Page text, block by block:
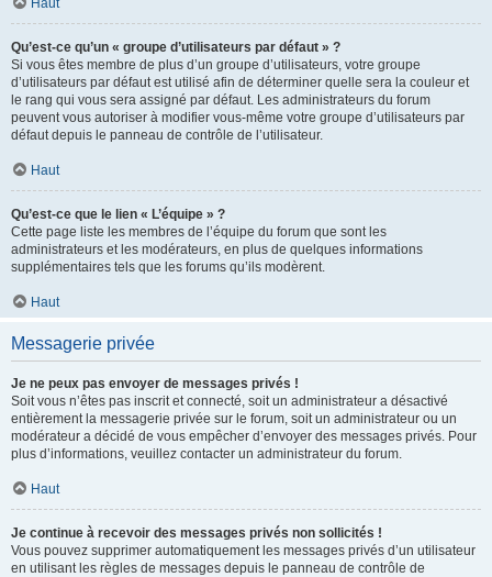
Haut
Qu’est-ce qu’un « groupe d’utilisateurs par défaut » ?
Si vous êtes membre de plus d’un groupe d’utilisateurs, votre groupe
d’utilisateurs par défaut est utilisé afin de déterminer quelle sera la couleur et
le rang qui vous sera assigné par défaut. Les administrateurs du forum
peuvent vous autoriser à modifier vous-même votre groupe d’utilisateurs par
défaut depuis le panneau de contrôle de l’utilisateur.
Haut
Qu’est-ce que le lien « L’équipe » ?
Cette page liste les membres de l’équipe du forum que sont les
administrateurs et les modérateurs, en plus de quelques informations
supplémentaires tels que les forums qu’ils modèrent.
Haut
Messagerie privée
Je ne peux pas envoyer de messages privés !
Soit vous n’êtes pas inscrit et connecté, soit un administrateur a désactivé
entièrement la messagerie privée sur le forum, soit un administrateur ou un
modérateur a décidé de vous empêcher d’envoyer des messages privés. Pour
plus d’informations, veuillez contacter un administrateur du forum.
Haut
Je continue à recevoir des messages privés non sollicités !
Vous pouvez supprimer automatiquement les messages privés d’un utilisateur
en utilisant les règles de messages depuis le panneau de contrôle de